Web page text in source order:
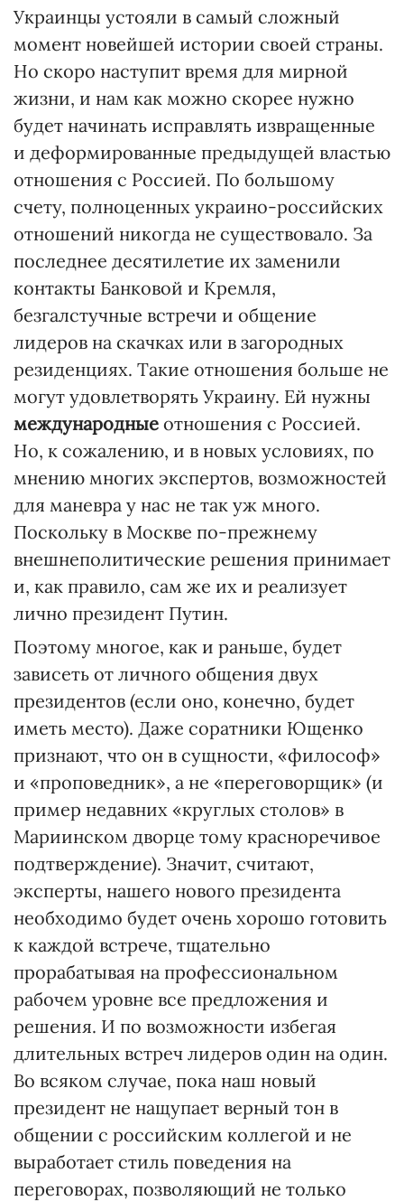
Украинцы устояли в самый сложный
момент новейшей истории своей страны.
Но скоро наступит время для мирной
жизни, и нам как можно скорее нужно
будет начинать исправлять извращенные
и деформированные предыдущей властью
отношения с Россией. По большому
счету, полноценных украино-российских
отношений никогда не существовало. За
последнее десятилетие их заменили
контакты Банковой и Кремля,
безгалстучные встречи и общение
лидеров на скачках или в загородных
резиденциях. Такие отношения больше не
могут удовлетворять Украину. Ей нужны
международные отношения с Россией.
Но, к сожалению, и в новых условиях, по
мнению многих экспертов, возможностей
для маневра у нас не так уж много.
Поскольку в Москве по-прежнему
внешнеполитические решения принимает
и, как правило, сам же их и реализует
лично президент Путин.
Поэтому многое, как и раньше, будет
зависеть от личного общения двух
президентов (если оно, конечно, будет
иметь место). Даже соратники Ющенко
признают, что он в сущности, «философ»
и «проповедник», а не «переговорщик» (и
пример недавних «круглых столов» в
Мариинском дворце тому красноречивое
подтверждение). Значит, считают,
эксперты, нашего нового президента
необходимо будет очень хорошо готовить
к каждой встрече, тщательно
прорабатывая на профессиональном
рабочем уровне все предложения и
решения. И по возможности избегая
длительных встреч лидеров один на один.
Во всяком случае, пока наш новый
президент не нащупает верный тон в
общении с российским коллегой и не
выработает стиль поведения на
переговорах, позволяющий не только